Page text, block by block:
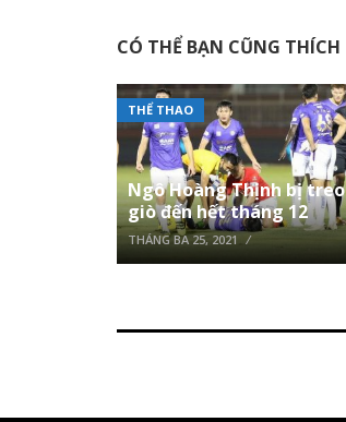
CÓ THỂ BẠN CŨNG THÍCH
THỂ THAO
Ngô Hoàng Thịnh bị treo
giò đến hết tháng 12
THÁNG BA 25, 2021